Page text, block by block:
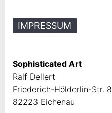
IMPRESSUM
Sophisticated Art
Ralf Dellert
Friederich-Hölderlin-Str. 8
82223 Eichenau